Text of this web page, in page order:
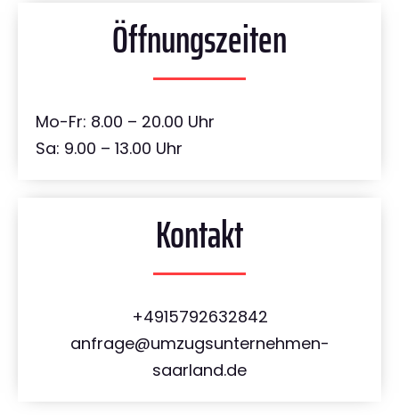
Öffnungszeiten
Mo-Fr: 8.00 – 20.00 Uhr
Sa: 9.00 – 13.00 Uhr
Kontakt
+4915792632842
anfrage@umzugsunternehmen-
saarland.de